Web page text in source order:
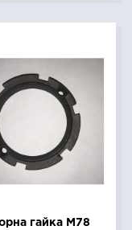
гайка M78